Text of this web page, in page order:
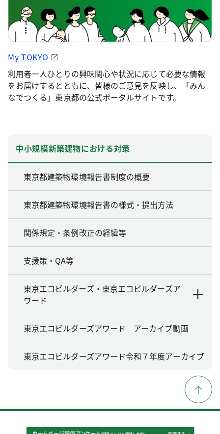
My TOKYO
利用者一人ひとりの興味関心や状況に応じて必要な情報
をお届けするとともに、皆様のご意見を反映し、「みん
なでつくる」東京都の公式ポータルサイトです。
中小規模新築建物における対策
東京都建築物環境報告書制度の概要
東京都建築物環境報告書の様式・提出方法
関係規定・条例改正の経緯等
支援策・QA等
東京エコビルダーズ・東京エコビルダーズア
ワード
東京エコビルダーズアワード アーカイブ動画
東京エコビルダーズアワード令和７年度アーカイブ